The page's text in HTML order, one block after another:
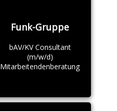
Funk-Gruppe
bAV/KV Consultant
(m/w/d)
Mitarbeitendenberatung